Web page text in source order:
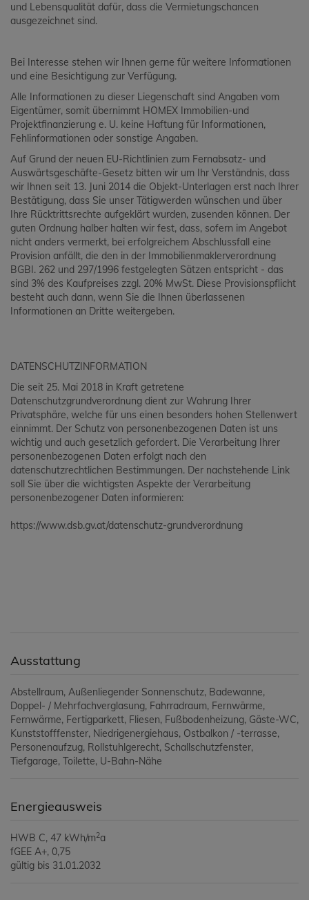
und Lebensqualität dafür, dass die Vermietungschancen
ausgezeichnet sind.
Bei Interesse stehen wir Ihnen gerne für weitere Informationen
und eine Besichtigung zur Verfügung.
Alle Informationen zu dieser Liegenschaft sind Angaben vom
Eigentümer, somit übernimmt HOMEX Immobilien-und
Projektfinanzierung e. U. keine Haftung für Informationen,
Fehlinformationen oder sonstige Angaben.
Auf Grund der neuen EU-Richtlinien zum Fernabsatz- und
Auswärtsgeschäfte-Gesetz bitten wir um Ihr Verständnis, dass
wir Ihnen seit 13. Juni 2014 die Objekt-Unterlagen erst nach Ihrer
Bestätigung, dass Sie unser Tätigwerden wünschen und über
Ihre Rücktrittsrechte aufgeklärt wurden, zusenden können. Der
guten Ordnung halber halten wir fest, dass, sofern im Angebot
nicht anders vermerkt, bei erfolgreichem Abschlussfall eine
Provision anfällt, die den in der Immobilienmaklerverordnung
BGBI. 262 und 297/1996 festgelegten Sätzen entspricht - das
sind 3% des Kaufpreises zzgl. 20% MwSt. Diese Provisionspflicht
besteht auch dann, wenn Sie die Ihnen überlassenen
Informationen an Dritte weitergeben.
DATENSCHUTZINFORMATION
Die seit 25. Mai 2018 in Kraft getretene
Datenschutzgrundverordnung dient zur Wahrung Ihrer
Privatsphäre, welche für uns einen besonders hohen Stellenwert
einnimmt. Der Schutz von personenbezogenen Daten ist uns
wichtig und auch gesetzlich gefordert. Die Verarbeitung Ihrer
personenbezogenen Daten erfolgt nach den
datenschutzrechtlichen Bestimmungen. Der nachstehende Link
soll Sie über die wichtigsten Aspekte der Verarbeitung
personenbezogener Daten informieren:
https://www.dsb.gv.at/datenschutz-grundverordnung
Ausstattung
Abstellraum Außenliegender Sonnenschutz Badewanne
Doppel- / Mehrfachverglasung Fahrradraum Fernwärme
Fernwärme Fertigparkett Fliesen Fußbodenheizung Gäste-WC
Kunststofffenster Niedrigenergiehaus Ostbalkon / -terrasse
Personenaufzug Rollstuhlgerecht Schallschutzfenster
Tiefgarage Toilette U-Bahn-Nähe
Energieausweis
HWB C, 47 kWh/m2a
fGEE A+, 0,75
gültig bis 31.01.2032